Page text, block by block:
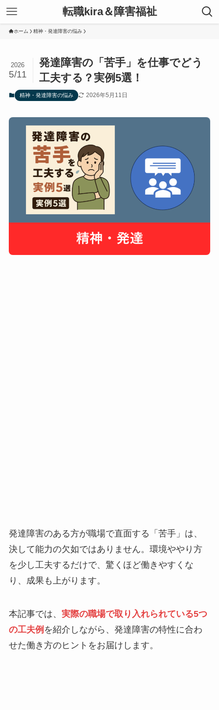
転職kira＆障害福祉
ホーム 精神・発達障害の悩み
発達障害の「苦手」を仕事でどう
工夫する？実例5選！
2026
5/11
精神・発達障害の悩み 2026年5月11日
発達障害のある方が職場で直面する「苦手」は、
決して能力の欠如ではありません。環境ややり方
を少し工夫するだけで、驚くほど働きやすくな
り、成果も上がります。
本記事では、 実際の職場で取り入れられている5つ
の工夫例 を紹介しながら、発達障害の特性に合わ
せた働き方のヒントをお届けします。